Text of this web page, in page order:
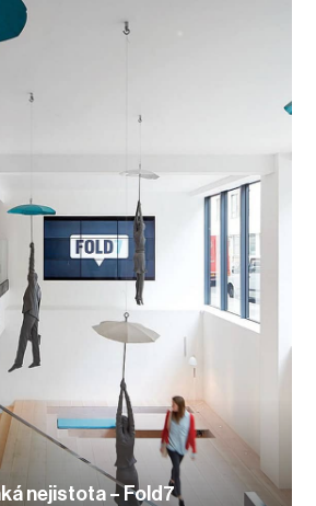
nejistota – Fold7